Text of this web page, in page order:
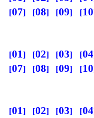
07
08 09 10
01 02 03 04
07
08 09 10
01 02 03 04